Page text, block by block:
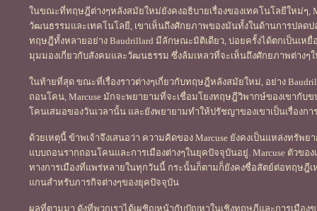
ในขณะที่ทฤษฎีต่างๆหลังสมัยใหม่ยังคงอธิบายเรื่องของเทคโนโลยีใหม่ๆ,
วัฒนธรรมและเทคโนโลยี, เขาเห็นถึงศักยภาพของมันทั้งในด้านการปลด
ทฤษฎีทั้งหลายอย่าง Baudrillard มีลักษณะมิติเดียว, บ่อยครั้งได้ตกเป็นเห
มุมมองเกี่ยวกับสังคมและวัฒนธรรม ซึ่งล้มเหลวที่จะเห็นถึงศักยภาพต่างๆ
ในท้ายที่สุด ขณะที่เรื่องราวต่างๆเกี่ยวกับทฤษฎีหลังสมัยใหม่, อย่าง
ถอนโคน, Marcuse มักจะพยายามที่จะเชื่อมโยงทฤษฎีวิพากษ์ของเขากับ
โคนเสมอของวันเวลานั้น และยังพยายามทำให้ปรัชญาของเขาเป็นเรื่องก
ด้วยเหตุนี้ ข้าพเจ้าจึงเสนอว่า ความคิดของ Marcuse ยังคงเป็นแหล่งทรั
แบบถอนรากถอนโคนและการเมืองต่างๆในยุคปัจจุบันอยู่. Marcuse ตัวของ
ทางการเมืองที่แพร่หลายในทุกวันนี้ กระนั้นก็ตามก็ยังคงซื่อสัตย์ต่อทฤษฎีเ
แกนสำหรับภารกิจต่างๆของยุคปัจจุบัน
ผลที่ตามมา ดังที่พวกเราได้เผชิญหน้ากับปัญหาในเชิงทฤษฎีและการเมืองข